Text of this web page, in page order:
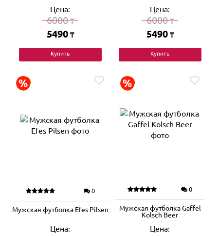
Цена:
6000₸
5490 ₸
Купить
Цена:
6000₸
5490 ₸
Купить
0
Мужская футболка Efes Pilsen
Цена:
0
Мужская футболка Gaffel
Kolsch Beer
Цена: